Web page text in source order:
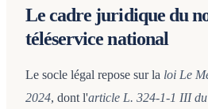
Le cadre juridique du
téléservice national
Le socle légal repose sur la loi Le
2024, dont l'article L. 324-1-1 III